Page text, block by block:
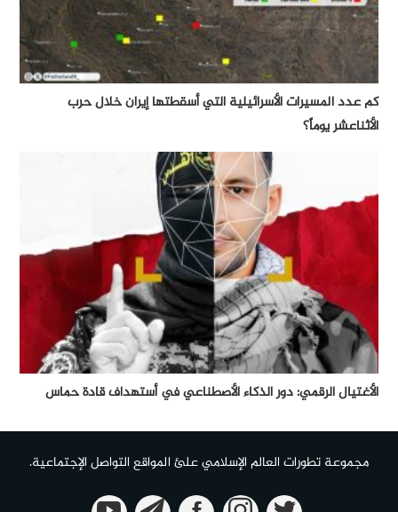
كم عدد المسيرات الأسرائيلية التي أسقطتها إيران خلال حرب
الأثناعشر يوماً؟
الأغتيال الرقمي: دور الذكاء الأصطناعي في أستهداف قادة حماس
مجموعة تطورات العالم الإسلامي علئ المواقع التواصل الإجتماعية.